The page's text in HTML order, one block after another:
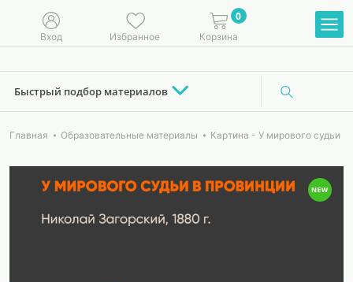
Вход Избранное
0
Корзина
Быстрый подбор материалов
Главная Образовательные материалы Картина - У мирового судьи